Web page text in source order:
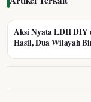
Aksi Nyata LDII DIY
Hasil, Dua Wilayah